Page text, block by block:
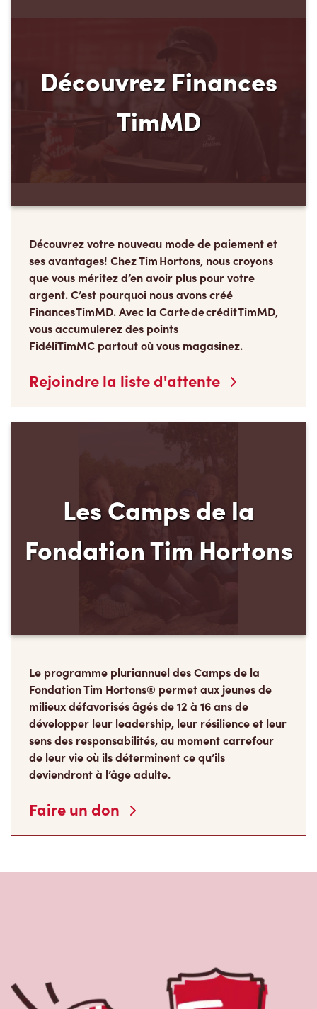
ses avantages! Chez Tim Hortons, nous croyons
argent. C’est pourquoi nous avons créé
Finances TimMD. Avec la Carte de crédit TimMD,
Rejoindre la liste d'attente
Les Camps de la
Fondation Tim Hortons
Fondation Tim Hortons® permet aux jeunes de
milieux défavorisés âgés de 12 à 16 ans de
développer leur leadership, leur résilience et leur
sens des responsabilités, au moment carrefour
Faire un don